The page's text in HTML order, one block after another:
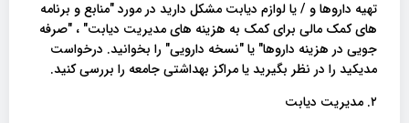
تهیه داروها و / یا لوازم دیابت مشکل دارید در مورد "منابع و برنامه
های کمک مالی برای کمک به هزینه های مدیریت دیابت" ، "صرفه
جویی در هزینه داروها" یا "نسخه دارویی" را بخوانید. درخواست
مدیکید را در نظر بگیرید یا مراکز بهداشتی جامعه را بررسی کنید.
۲. مدیریت دیابت